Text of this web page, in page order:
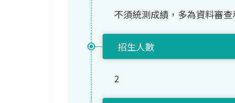
不須統測成績，多為資料審
招生人數
2